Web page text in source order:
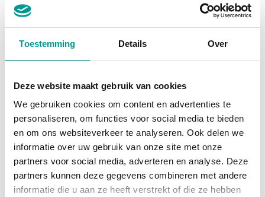
Toestemming Details Over
Deze website maakt gebruik van cookies
We gebruiken cookies om content en advertenties te
personaliseren, om functies voor social media te bieden
en om ons websiteverkeer te analyseren. Ook delen we
informatie over uw gebruik van onze site met onze
partners voor social media, adverteren en analyse. Deze
partners kunnen deze gegevens combineren met andere
informatie die u aan ze heeft verstrekt of die ze hebben
Fiat Ducato
Handgeschakeld - 42572km - 2024
Deze auto bekijken
Diesel